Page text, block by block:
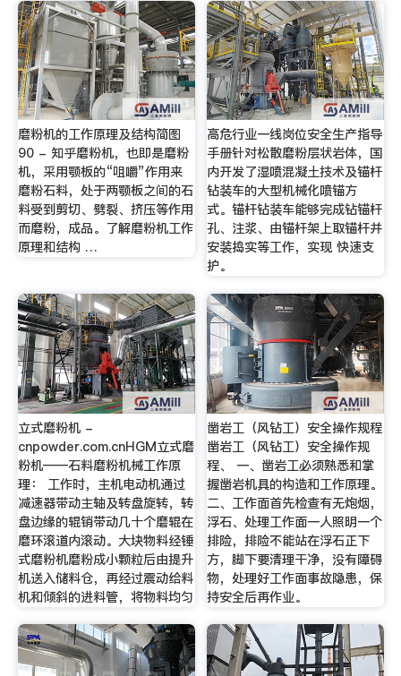
磨粉机的工作原理及结构简图
90 - 知乎磨粉机，也即是磨粉
机，采用颚板的“咀嚼”作用来
磨粉石料，处于两颚板之间的石
料受到剪切、劈裂、挤压等作用
而磨粉，成品。了解磨粉机工作
原理和结构 …
高危行业一线岗位安全生产指导
手册针对松散磨粉层状岩体，国
内开发了湿喷混凝土技术及锚杆
钻装车的大型机械化喷锚方
式。锚杆钻装车能够完成钻锚杆
孔、注浆、由锚杆架上取锚杆并
安装捣实等工作，实现 快速支
护。
立式磨粉机 -
cnpowder.com.cnHGM立式磨
粉机——石料磨粉机械工作原
理： 工作时，主机电动机通过
减速器带动主轴及转盘旋转，转
盘边缘的辊销带动几十个磨辊在
磨环滚道内滚动。大块物料经锤
式磨粉机磨粉成小颗粒后由提升
机送入储料仓，再经过震动给料
机和倾斜的进料管，将物料均匀
凿岩工（风钻工）安全操作规程
凿岩工（风钻工）安全操作规
程、 一、凿岩工必须熟悉和掌
握凿岩机具的构造和工作原理。
二、工作面首先检查有无炮烟，
浮石、处理工作面一人照明一个
排险，排险不能站在浮石正下
方，脚下要清理干净，没有障碍
物，处理好工作面事故隐患，保
持安全后再作业。